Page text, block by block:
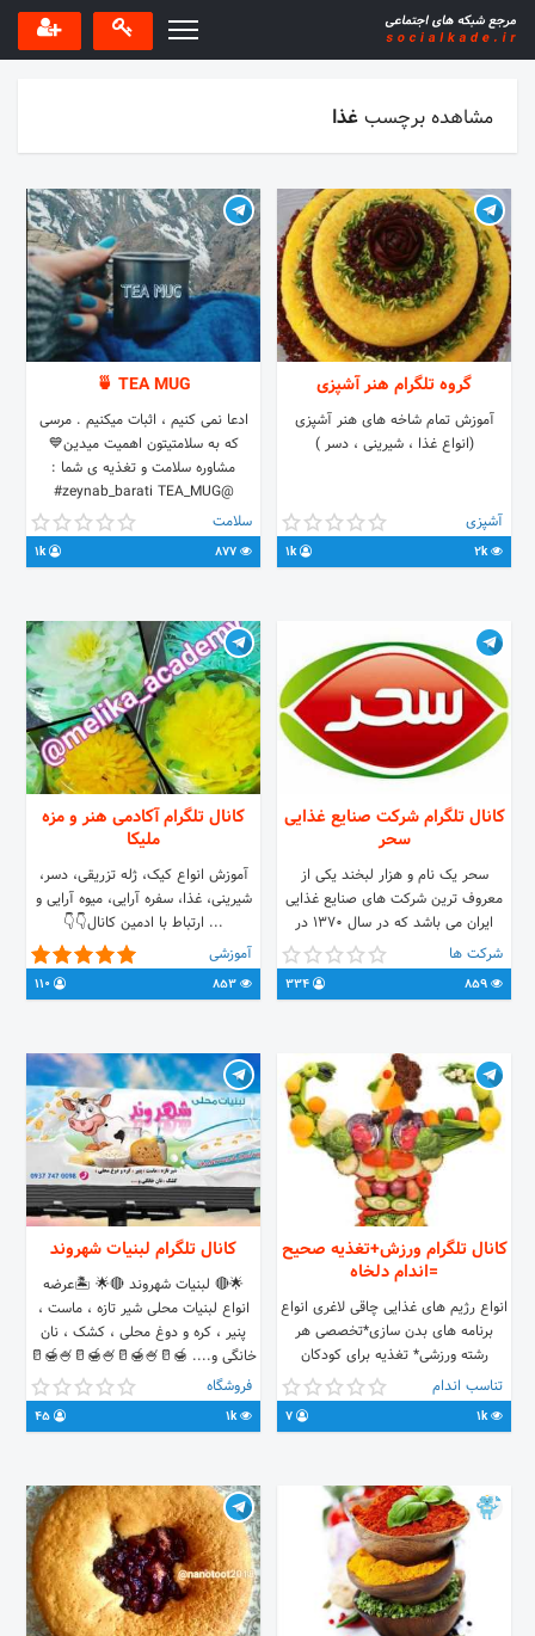
مشاهده برچسبغذا
گروه تلگرام هنر آشپزی
آموزش تمام شاخه های هنر آشپزی
(انواع غذا ، شیرینی ، دسر )
آشپزی
2k
1k
TEA MUG 🍵
ادعا نمی کنیم ، اثبات میکنیم . مرسی
که به سلامتیتون اهمیت میدین💙
مشاوره سلامت و تغذیه ی شما :
@zeynab_barati TEA_MUG#
سلامت
1k
کانال تلگرام شرکت صنایع غذایی
سحر
سحر یک نام و هزار لبخند یکی از
معروف ترین شرکت های صنایع غذایی
ایران می باشد که در سال 1370 در
همدان تاسیس شد. در این کانال با
انواع محصولات سحر آشنا می شوید.ذ
شرکت ها
کانال تلگرام آکادمی هنر و مزه
ملیکا
آموزش انواع کیک، ژله تزریقی، دسر،
شیرینی، غذا، سفره آرایی، میوه آرایی و
... ارتباط با ادمین کانال👇👇
🆔@Melika648 📱09309243170
آموزشی
کانال تلگرام ورزش+تغذیه صحیح
=اندام دلخاه
انواع رژیم های غذایی چاقی لاغری انواع
برنامه های بدن سازی*تخصصی هر
رشته ورزشی* تغذیه برای کودکان
تناسب اندام
1k
کانال تلگرام لبنیات شهروند
🌟🔴 لبنیات شهروند 🔴🌟 🏝عرضه
انواع لبنیات محلی شیر تازه ، ماست ،
پنیر ، کره و دوغ محلی ، کشک ، نان
خانگی و.... 🍯🥛🍧🍯🥛🍧🍯🥛🍧🍯🥛
🍧🍯🥛
فروشگاه
1k